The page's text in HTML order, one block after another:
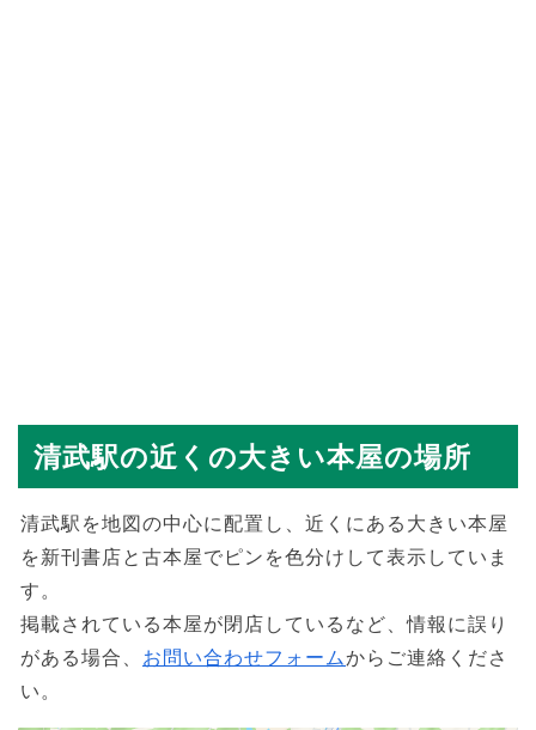
清武駅の近くの大きい本屋の場所
清武駅を地図の中心に配置し、近くにある大きい本屋
を新刊書店と古本屋でピンを色分けして表示していま
す。
掲載されている本屋が閉店しているなど、情報に誤り
がある場合、 お問い合わせフォームからご連絡くださ
い。